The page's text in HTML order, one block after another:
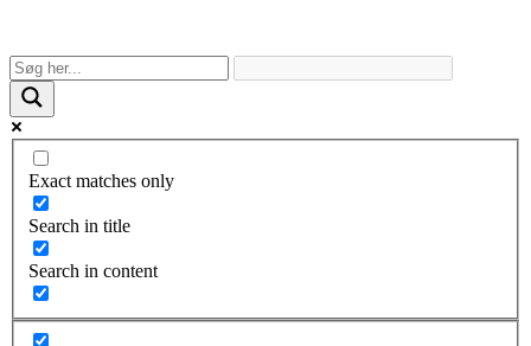
Exact matches only
Search in title
Search in content